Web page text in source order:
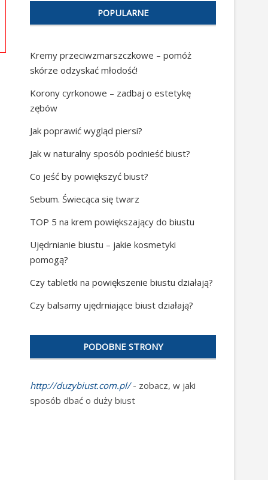
POPULARNE
Kremy przeciwzmarszczkowe – pomóż
skórze odzyskać młodość!
Korony cyrkonowe – zadbaj o estetykę
zębów
Jak poprawić wygląd piersi?
Jak w naturalny sposób podnieść biust?
Co jeść by powiększyć biust?
Sebum. Świecąca się twarz
TOP 5 na krem powiększający do biustu
Ujędrnianie biustu – jakie kosmetyki
pomogą?
Czy tabletki na powiększenie biustu działają?
Czy balsamy ujędrniające biust działają?
PODOBNE STRONY
http://duzybiust.com.pl/- zobacz, w jaki
sposób dbać o duży biust